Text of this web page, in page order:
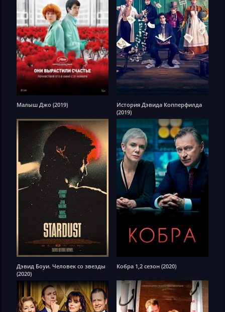
Малыш Джо (2019)
История Дэвида Копперфилда
(2019)
Дэвид Боуи. Человек со звезды
(2020)
Кобра 1,2 сезон (2020)